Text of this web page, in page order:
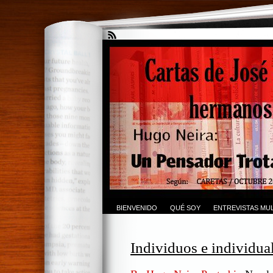
BIENVENIDO QUÉ SOY ENTREVISTAS
Individuos e